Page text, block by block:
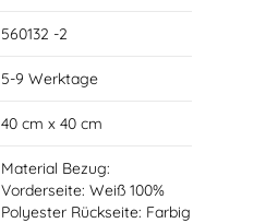
560132 -2
5-9 Werktage
40 cm x 40 cm
Material Bezug:
Vorderseite: Weiß 100%
Polyester Rückseite: Farbig